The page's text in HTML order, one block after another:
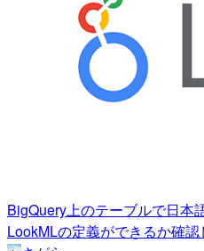
BigQuery上のテーブルで日本
LookMLの定義ができるか確認